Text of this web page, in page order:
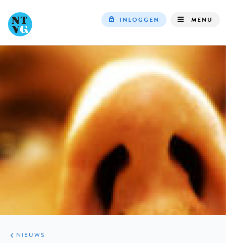
navigation
INLOGGEN MENU
ARTIKELEN
HET
KORT
NIEUWS